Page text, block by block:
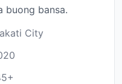
buong bansa.
City